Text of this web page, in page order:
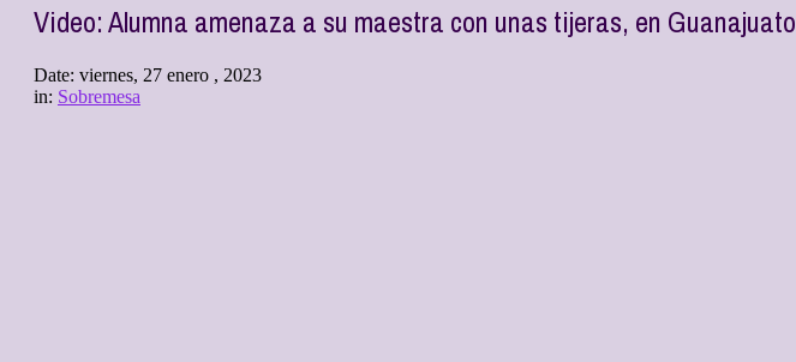
Video: Alumna amenaza a su maestra con unas tijeras, en Guanajuato
Date: viernes, 27 enero , 2023
in: Sobremesa